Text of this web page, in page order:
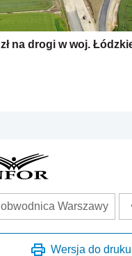
na drogi w woj.
Warszawy
Wersja do druku